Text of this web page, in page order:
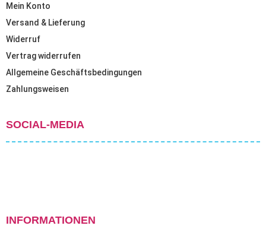
Mein Konto
Versand & Lieferung
Widerruf
Vertrag widerrufen
Allgemeine Geschäftsbedingungen
Zahlungsweisen
SOCIAL-MEDIA
INFORMATIONEN